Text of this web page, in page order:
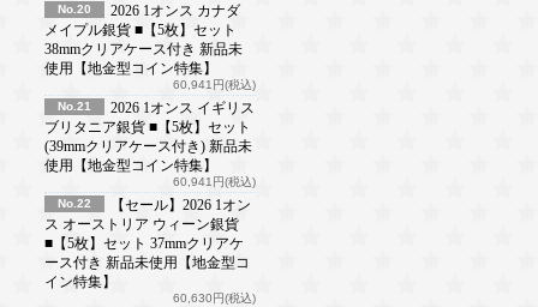
No.20
2026 1オンス カナダ
メイプル銀貨 ■【5枚】セット
38mmクリアケース付き 新品未
使用【地金型コイン特集】
60,941円(税込)
No.21
2026 1オンス イギリス
ブリタニア銀貨 ■【5枚】セット
(39mmクリアケース付き) 新品未
使用【地金型コイン特集】
60,941円(税込)
No.22
【セール】2026 1オン
ス オーストリア ウィーン銀貨
■【5枚】セット 37mmクリアケ
ース付き 新品未使用【地金型コ
イン特集】
60,630円(税込)